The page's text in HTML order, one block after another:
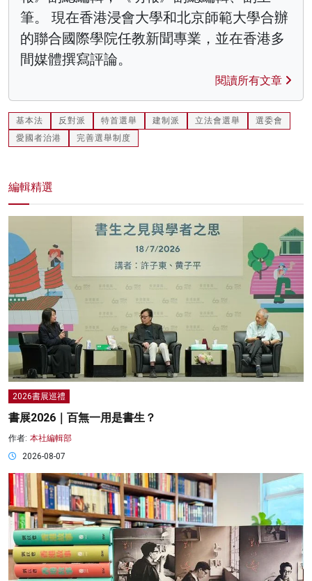
筆。 現在香港浸會大學和北京師範大學合辦
的聯合國際學院任教新聞專業，並在香港多
間媒體撰寫評論。
閱讀所有文章
基本法 反對派 特首選舉 建制派 立法會選舉
選委會
愛國者治港
完善選舉制度
編輯精選
2026書展巡禮
書展2026｜百無一用是書生？
作者: 本社編輯部
2026-08-07